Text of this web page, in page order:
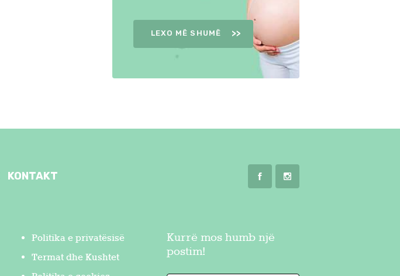
LEXO MË SHUMË
KONTAKT
Politika e privatësisë
Termat dhe Kushtet
Kurrë mos humb një
postim!